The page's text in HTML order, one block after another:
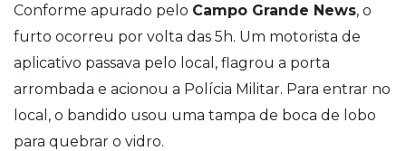
Conforme apurado pelo Campo Grande News, o
furto ocorreu por volta das 5h. Um motorista de
aplicativo passava pelo local, flagrou a porta
arrombada e acionou a Polícia Militar. Para entrar no
local, o bandido usou uma tampa de boca de lobo
para quebrar o vidro.